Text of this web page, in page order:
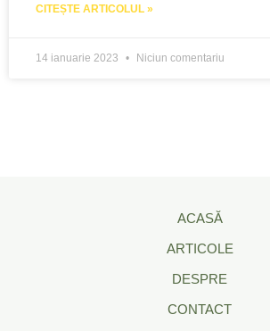
CITEȘTE ARTICOLUL »
14 ianuarie 2023 Niciun comentariu
ACASĂ
ARTICOLE
DESPRE
CONTACT